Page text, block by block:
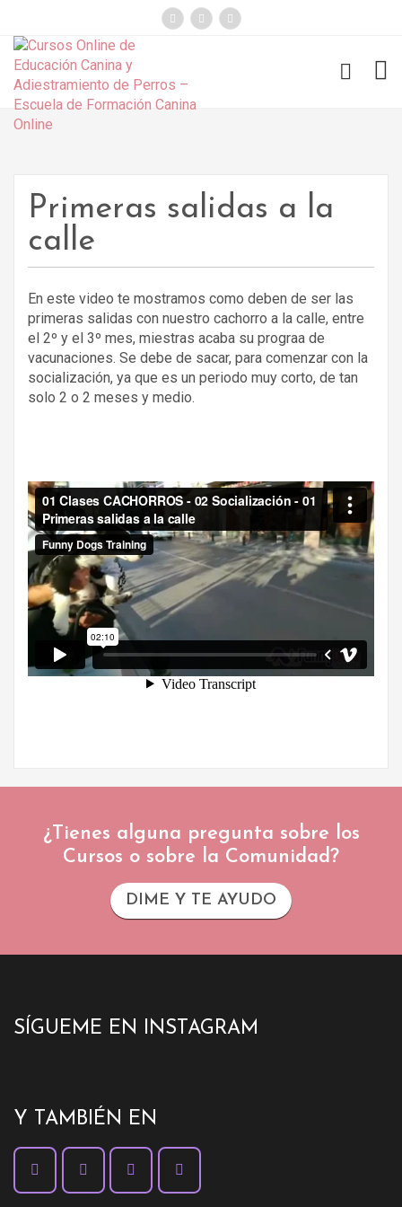
Funny Dogs
Primeras salidas a la
calle
En este video te mostramos como deben de ser las
primeras salidas con nuestro cachorro a la calle, entre
el 2º y el 3º mes, miestras acaba su prograa de
vacunaciones. Se debe de sacar, para comenzar con la
socialización, ya que es un periodo muy corto, de tan
solo 2 o 2 meses y medio.
¿Tienes alguna pregunta sobre los
Cursos o sobre la Comunidad?
DIME Y TE AYUDO
SÍGUEME EN INSTAGRAM
Y TAMBIÉN EN